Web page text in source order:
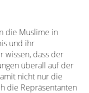
die Muslime in
und ihr
wissen, dass der
überall auf der
nicht nur die
die Repräsentanten